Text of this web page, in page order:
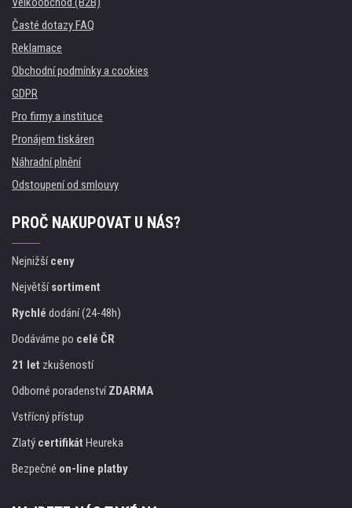
Časté dotazy FAQ
Reklamace
Obchodní podmínky a cookies
GDPR
Pro firmy a instituce
Pronájem tiskáren
Náhradní plnění
Odstoupení od smlouvy
PROČ NAKUPOVAT U NÁS?
Nejnižšíceny
Největšísortiment
Rychlé dodání (24-48h)
Dodáváme po celé ČR
21 let zkušeností
Odborné poradenstvíZDARMA
Vstřícný přístup
Zlatý certifikát Heureka
Bezpečné on-line platby